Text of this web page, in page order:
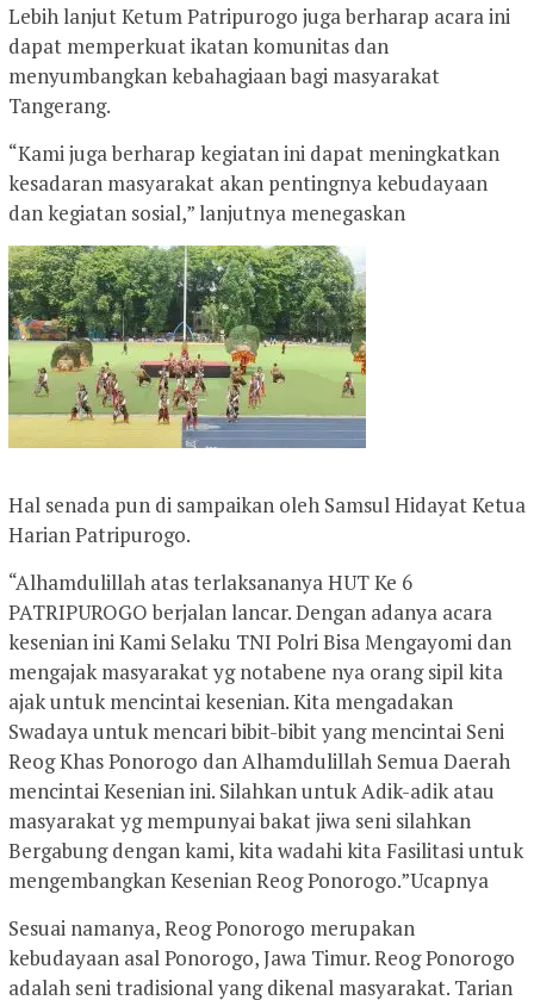
Lebih lanjut Ketum Patripurogo juga berharap acara ini
dapat memperkuat ikatan komunitas dan
menyumbangkan kebahagiaan bagi masyarakat
Tangerang.
“Kami juga berharap kegiatan ini dapat meningkatkan
kesadaran masyarakat akan pentingnya kebudayaan
dan kegiatan sosial,” lanjutnya menegaskan
Hal senada pun di sampaikan oleh Samsul Hidayat Ketua
Harian Patripurogo.
“Alhamdulillah atas terlaksananya HUT Ke 6
PATRIPUROGO berjalan lancar. Dengan adanya acara
kesenian ini Kami Selaku TNI Polri Bisa Mengayomi dan
mengajak masyarakat yg notabene nya orang sipil kita
ajak untuk mencintai kesenian. Kita mengadakan
Swadaya untuk mencari bibit-bibit yang mencintai Seni
Reog Khas Ponorogo dan Alhamdulillah Semua Daerah
mencintai Kesenian ini. Silahkan untuk Adik-adik atau
masyarakat yg mempunyai bakat jiwa seni silahkan
Bergabung dengan kami, kita wadahi kita Fasilitasi untuk
mengembangkan Kesenian Reog Ponorogo.”Ucapnya
Sesuai namanya, Reog Ponorogo merupakan
kebudayaan asal Ponorogo, Jawa Timur. Reog Ponorogo
adalah seni tradisional yang dikenal masyarakat. Tarian